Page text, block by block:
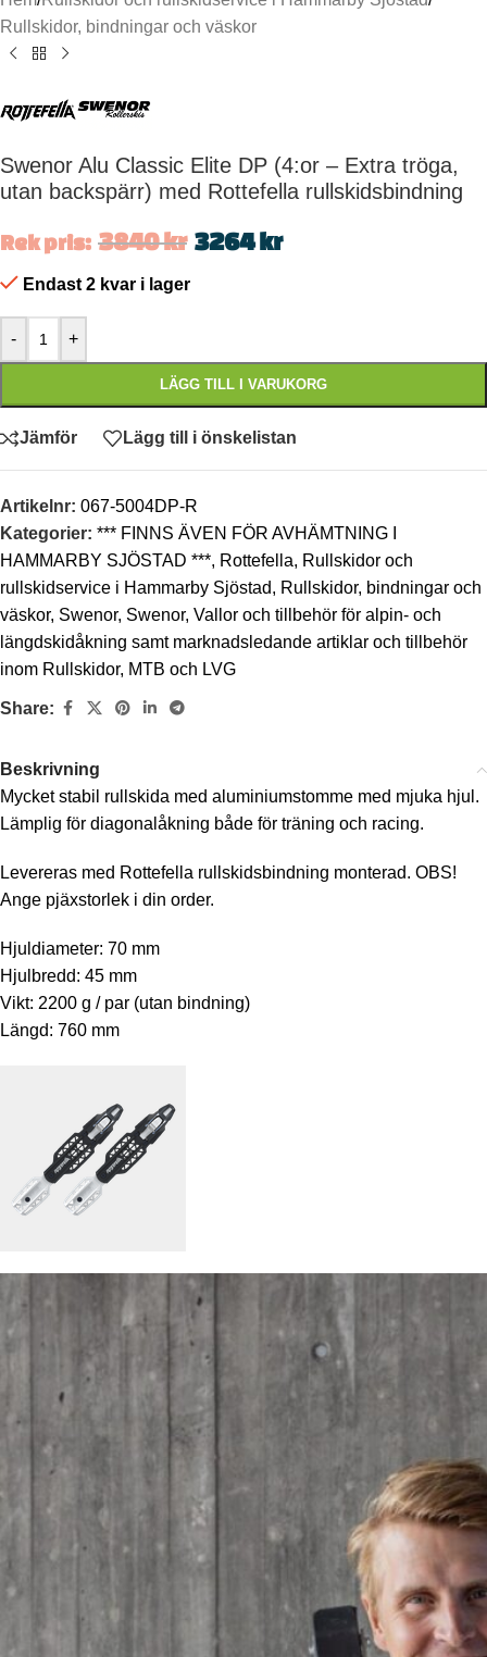
Rullskidor, bindningar och väskor
Swenor Alu Classic Elite DP (4:or – Extra tröga,
utan backspärr) med Rottefella rullskidsbindning
Rek pris: 3840kr 3264kr
Endast 2 kvar i lager
- +
LÄGG TILL I VARUKORG
Jämför Lägg till i önskelistan
Artikelnr: 067-5004DP-R
Kategorier: *** FINNS ÄVEN FÖR AVHÄMTNING I
HAMMARBY SJÖSTAD ***, Rottefella, Rullskidor och
rullskidservice i Hammarby Sjöstad, Rullskidor, bindningar och
väskor, Swenor, Swenor, Vallor och tillbehör för alpin- och
längdskidåkning samt marknadsledande artiklar och tillbehör
inom Rullskidor, MTB och LVG
Share:
Beskrivning
Mycket stabil rullskida med aluminiumstomme med mjuka hjul.
Lämplig för diagonalåkning både för träning och racing.
Levereras med Rottefella rullskidsbindning monterad. OBS!
Ange pjäxstorlek i din order.
Hjuldiameter: 70 mm
Hjulbredd: 45 mm
Vikt: 2200 g / par (utan bindning)
Längd: 760 mm